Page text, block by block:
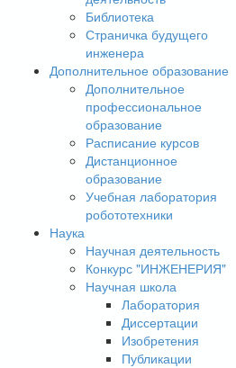
Библиотека
Страничка будущего
инженера
Дополнительное образование
Дополнительное
профессиональное
образование
Расписание курсов
Дистанционное
образование
Учебная лаборатория
робототехники
Наука
Научная деятельность
Конкурс "ИНЖЕНЕРИЯ"
Научная школа
Лаборатория
Диссертации
Изобретения
Публикации